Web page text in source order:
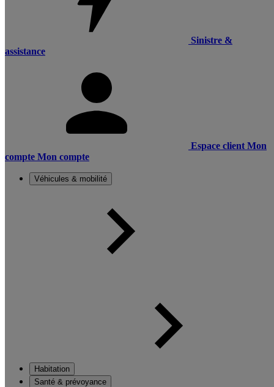
Sinistre &
assistance
Espace client Mon
compte Mon compte
Véhicules & mobilité
Habitation
Santé & prévoyance